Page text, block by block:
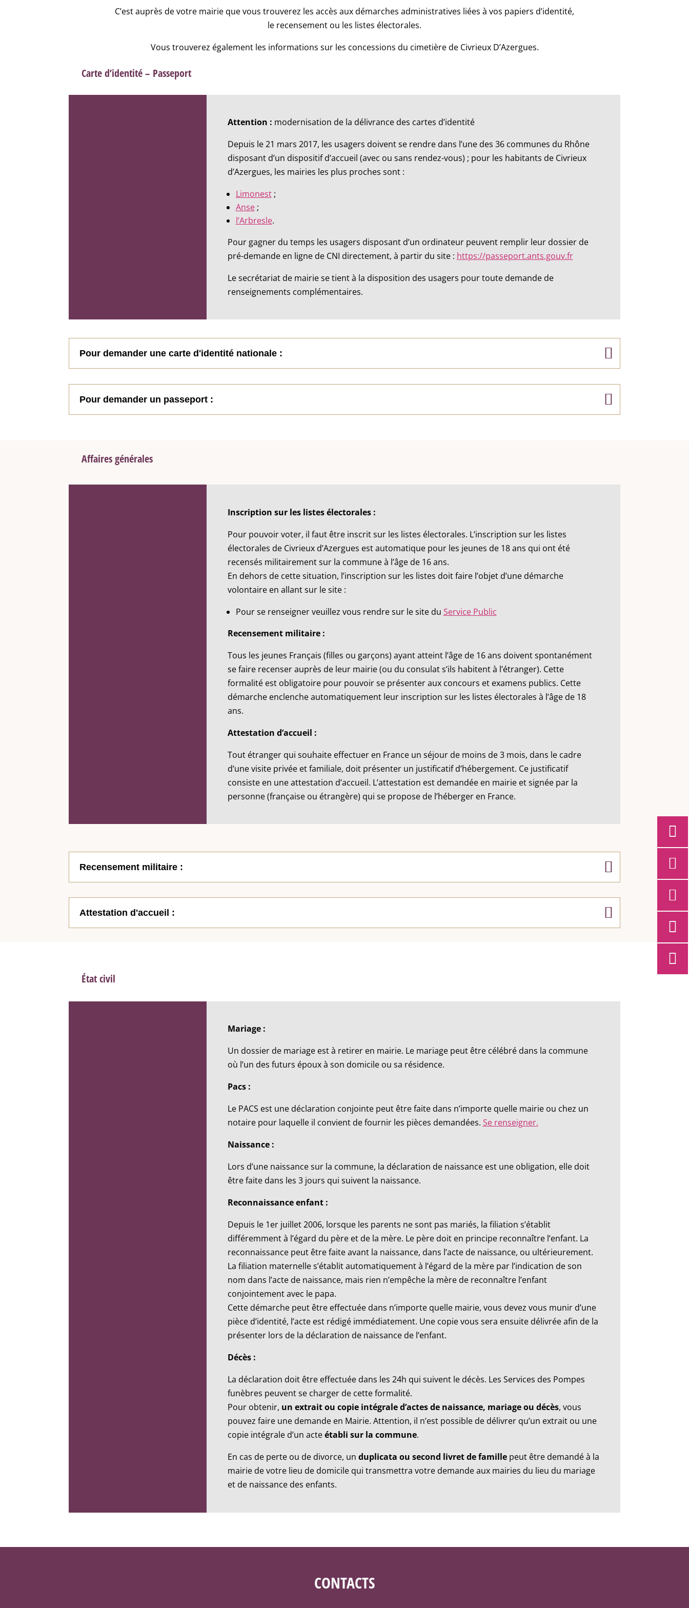
C’est auprès de votre mairie que vous trouverez les accès aux démarches administratives liées à vos papiers d’identité,
le recensement ou les listes électorales.
Vous trouverez également les informations sur les concessions du cimetière de Civrieux D’Azergues.
Carte d’identité – Passeport
Attention : modernisation de la délivrance des cartes d’identité
Depuis le 21 mars 2017, les usagers doivent se rendre dans l’une des 36 communes du Rhône
disposant d’un dispositif d’accueil (avec ou sans rendez-vous) ; pour les habitants de Civrieux
d’Azergues, les mairies les plus proches sont :
Limonest;
Anse;
l’Arbresle.
Pour gagner du temps les usagers disposant d’un ordinateur peuvent remplir leur dossier de
pré-demande en ligne de CNI directement, à partir du site : https://passeport.ants.gouv.fr
Le secrétariat de mairie se tient à la disposition des usagers pour toute demande de
renseignements complémentaires.
Pour demander une carte d'identité nationale :
Pour demander un passeport :
Affaires générales
Inscription sur les listes électorales :
Pour pouvoir voter, il faut être inscrit sur les listes électorales. L’inscription sur les listes
électorales de Civrieux d’Azergues est automatique pour les jeunes de 18 ans qui ont été
recensés militairement sur la commune à l’âge de 16 ans.
En dehors de cette situation, l’inscription sur les listes doit faire l’objet d’une démarche
volontaire en allant sur le site :
Pour se renseigner veuillez vous rendre sur le site du Service Public
Recensement militaire :
Tous les jeunes Français (filles ou garçons) ayant atteint l’âge de 16 ans doivent spontanément
se faire recenser auprès de leur mairie (ou du consulat s’ils habitent à l’étranger). Cette
formalité est obligatoire pour pouvoir se présenter aux concours et examens publics. Cette
démarche enclenche automatiquement leur inscription sur les listes électorales à l’âge de 18
ans.
Attestation d’accueil :
Tout étranger qui souhaite effectuer en France un séjour de moins de 3 mois, dans le cadre
d’une visite privée et familiale, doit présenter un justificatif d’hébergement. Ce justificatif
consiste en une attestation d’accueil. L’attestation est demandée en mairie et signée par la
personne (française ou étrangère) qui se propose de l’héberger en France.
Recensement militaire :
Attestation d'accueil :
État civil
Mariage :
Un dossier de mariage est à retirer en mairie. Le mariage peut être célébré dans la commune
où l’un des futurs époux à son domicile ou sa résidence.
Pacs :
Le PACS est une déclaration conjointe peut être faite dans n’importe quelle mairie ou chez un
notaire pour laquelle il convient de fournir les pièces demandées. Se renseigner.
Naissance :
Lors d’une naissance sur la commune, la déclaration de naissance est une obligation, elle doit
être faite dans les 3 jours qui suivent la naissance.
Reconnaissance enfant :
Depuis le 1er juillet 2006, lorsque les parents ne sont pas mariés, la filiation s’établit
différemment à l’égard du père et de la mère. Le père doit en principe reconnaître l’enfant. La
reconnaissance peut être faite avant la naissance, dans l’acte de naissance, ou ultérieurement.
La filiation maternelle s’établit automatiquement à l’égard de la mère par l’indication de son
nom dans l’acte de naissance, mais rien n’empêche la mère de reconnaître l’enfant
conjointement avec le papa.
Cette démarche peut être effectuée dans n’importe quelle mairie, vous devez vous munir d’une
pièce d’identité, l’acte est rédigé immédiatement. Une copie vous sera ensuite délivrée afin de la
présenter lors de la déclaration de naissance de l’enfant.
Décès :
La déclaration doit être effectuée dans les 24h qui suivent le décès. Les Services des Pompes
funèbres peuvent se charger de cette formalité.
Pour obtenir, un extrait ou copie intégrale d’actes de naissance, mariage ou décès, vous
pouvez faire une demande en Mairie. Attention, il n’est possible de délivrer qu’un extrait ou une
copie intégrale d’un acteétabli sur la commune.
En cas de perte ou de divorce, un duplicata ou second livret de famillepeut être demandé à la
mairie de votre lieu de domicile qui transmettra votre demande aux mairies du lieu du mariage
et de naissance des enfants.
CONTACTS